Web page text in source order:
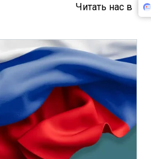
Читать нас в